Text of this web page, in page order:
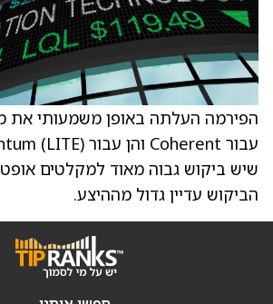
הפירמה העלתה באופן משמעותי את
שיש ביקוש גבוה מאוד למקלטים
הביקוש עדיין גדול מההיצע.